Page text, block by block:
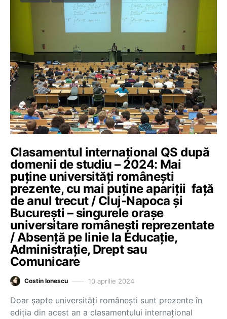
Clasamentul internațional QS după
domenii de studiu – 2024: Mai
puține universități românești
prezente, cu mai puține apariții față
de anul trecut / Cluj-Napoca și
București – singurele orașe
universitare românești reprezentate
/ Absență pe linie la Educație,
Administrație, Drept sau
Comunicare
Costin Ionescu 10 aprilie 2024
Doar șapte universități românești sunt prezente în
ediția din acest an a clasamentului internațional